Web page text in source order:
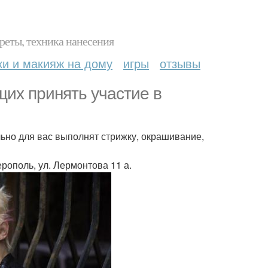
техника нанесения
и макияж на дому игры отзывы
принять участие в
для вас выполнят стрижку, окрашивание,
ул. Лермонтова 11 а.